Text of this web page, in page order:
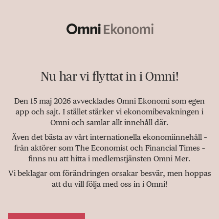
Nu har vi flyttat in i Omni!
Den 15 maj 2026 avvecklades Omni Ekonomi som egen
app och sajt. I stället stärker vi ekonomibevakningen i
Omni och samlar allt innehåll där.
Även det bästa av vårt internationella ekonomiinnehåll –
från aktörer som The Economist och Financial Times –
finns nu att hitta i medlemstjänsten Omni Mer.
Vi beklagar om förändringen orsakar besvär, men hoppas
att du vill följa med oss in i Omni!